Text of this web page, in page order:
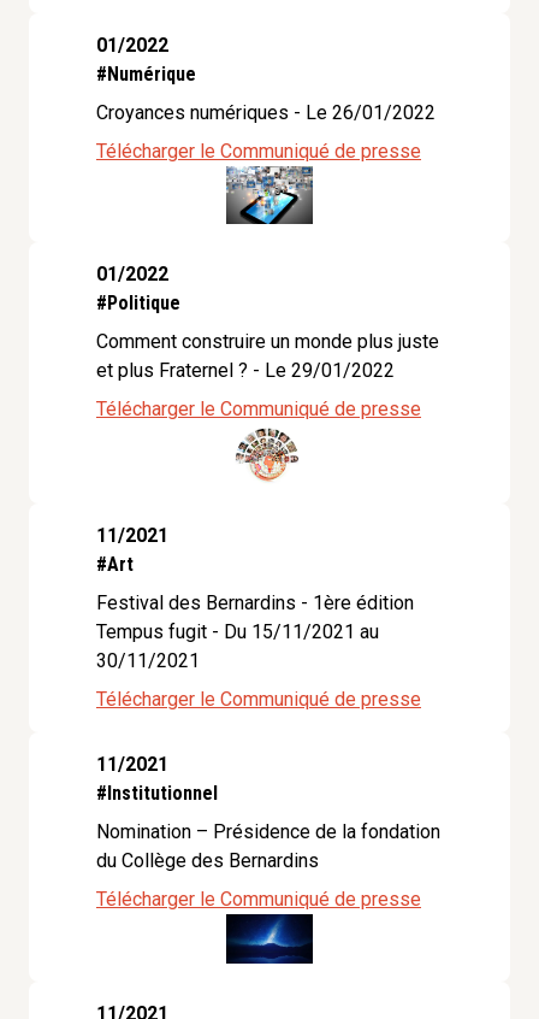
01/2022
#Numérique
Croyances numériques - Le 26/01/2022
Télécharger le Communiqué de presse
01/2022
#Politique
Comment construire un monde plus juste
et plus Fraternel ? - Le 29/01/2022
Télécharger le Communiqué de presse
11/2021
#Art
Festival des Bernardins - 1ère édition
Tempus fugit - Du 15/11/2021 au
30/11/2021
Télécharger le Communiqué de presse
11/2021
#Institutionnel
Nomination – Présidence de la fondation
du Collège des Bernardins
Télécharger le Communiqué de presse
11/2021